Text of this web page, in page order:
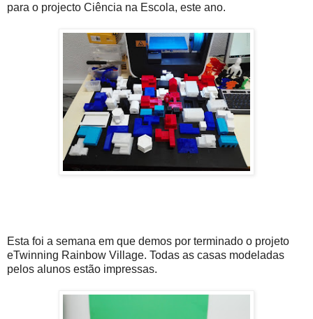
para o projecto Ciência na Escola, este ano.
Esta foi a semana em que demos por terminado o projeto
eTwinning Rainbow Village. Todas as casas modeladas
pelos alunos estão impressas.